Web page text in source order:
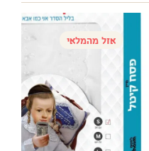
אזל מהמלאי